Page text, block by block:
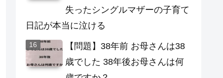
失ったシングルマザーの子育て
日記が本当に泣ける
【問題】38年前 お母さんは38
歳でした 38年後お母さんは何